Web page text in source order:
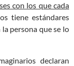
con los que cada
tiene estándares
persona que se lo
declaran